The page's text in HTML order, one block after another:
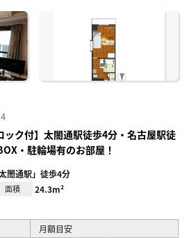
に入
ック付】太閤通駅徒歩4分・名古屋駅徒
・駐輪場有のお部屋！
閤通駅」徒歩4分
面積 24.3m²
月額目安